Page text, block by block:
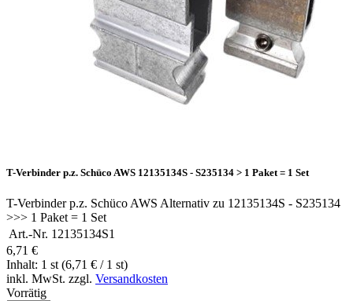
T-Verbinder p.z. Schüco AWS 12135134S - S235134 > 1 Paket = 1 Set
T-Verbinder p.z. Schüco AWS Alternativ zu 12135134S - S235134
>>> 1 Paket = 1 Set
Art.-Nr. 12135134S1
6,71 €
Inhalt: 1 st (6,71 € / 1 st)
inkl. MwSt. zzgl. Versandkosten
Vorrätig